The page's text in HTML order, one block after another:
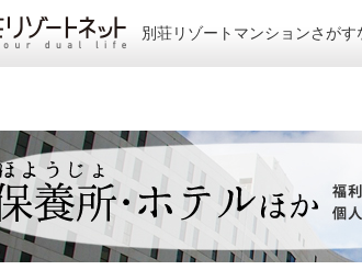
別荘リゾートマンションさがす